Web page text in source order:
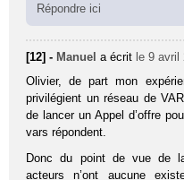
Répondre ici
[12] - Manuel a écrit le 9 avril
Olivier, de part mon
privilégient un réseau de
de lancer un Appel d’offre
vars répondent.
Donc du point de vue de
acteurs n’ont aucune